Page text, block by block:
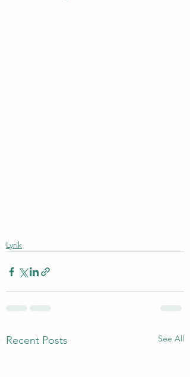
Lyrik
Recent Posts See All